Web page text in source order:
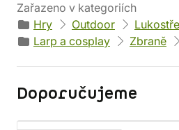
Zařazeno v kategoriích
Hry
Outdoor
Larp a cosplay
Zbraně
Doporučujeme